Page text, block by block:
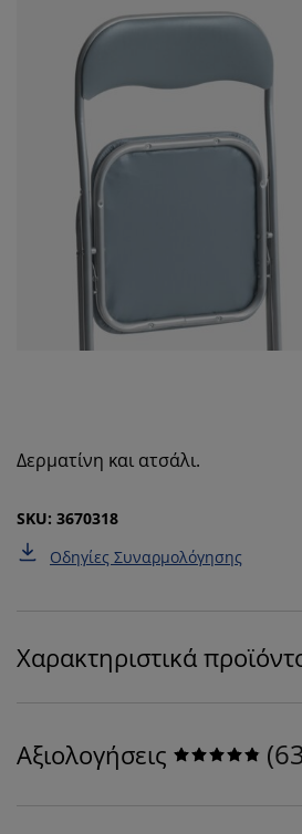
Δερματίνη και ατσάλι.
SKU: 3670318
Οδηγίες Συναρμολόγησης
Χαρακτηριστικά
Αξιολογήσεις (